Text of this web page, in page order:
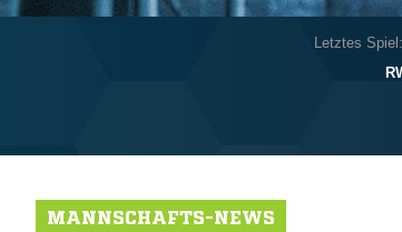
Letztes
MANNSCHAFTS-NEWS